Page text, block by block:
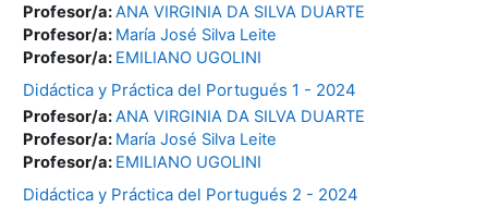
Profesor/a:ANA VIRGINIA DA SILVA DUARTE
Profesor/a: María José Silva Leite
Profesor/a: EMILIANO UGOLINI
Didáctica y Práctica del Portugués 1 - 2024
Profesor/a:ANA VIRGINIA DA SILVA DUARTE
Profesor/a: María José Silva Leite
Profesor/a: EMILIANO UGOLINI
Didáctica y Práctica del Portugués 2 - 2024